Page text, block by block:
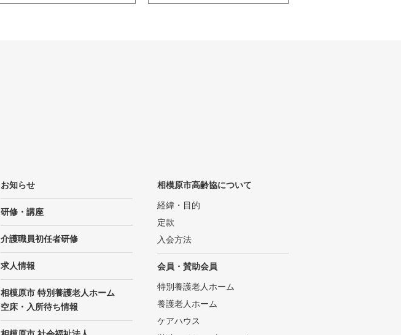
お知らせ
研修・講座
介護職員初任者研修
求人情報
相模原市 特別養護老人ホーム
空床・入所待ち情報
相模原市高齢協について
経緯・目的
定款
入会方法
会員・賛助会員
特別養護老人ホーム
養護老人ホーム
ケアハウス